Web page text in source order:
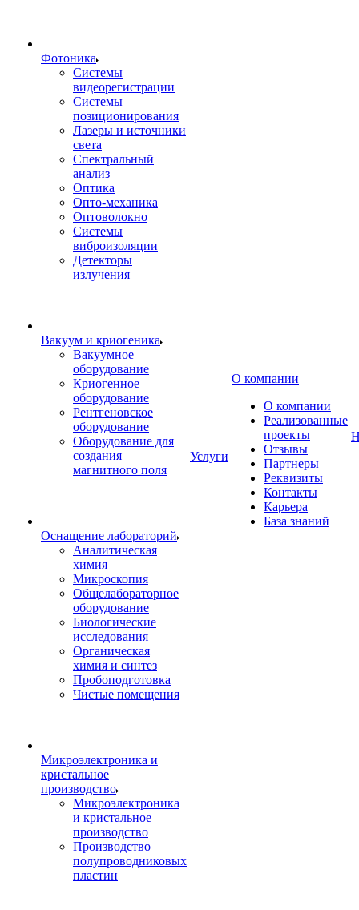
Фотоника
Cистемы
видеорегистрации
Системы
позиционирования
Лазеры и источники
света
Спектральный
анализ
Оптика
Опто-механика
Оптоволокно
Системы
виброизоляции
Детекторы
излучения
Вакуум и криогеника
Вакуумное
оборудование
Криогенное
оборудование
Рентгеновское
оборудование
Оборудование для
создания
магнитного поля
Оснащение лабораторий
Аналитическая
химия
Микроскопия
Общелабораторное
оборудование
Биологические
исследования
Органическая
химия и синтез
Пробоподготовка
Чистые помещения
Микроэлектроника и
кристальное
производство
Микроэлектроника
и кристальное
производство
Производство
полупроводниковых
пластин
Услуги
О компании
О компании
Реализованные
проекты
Отзывы
Партнеры
Реквизиты
Контакты
Карьера
База знаний